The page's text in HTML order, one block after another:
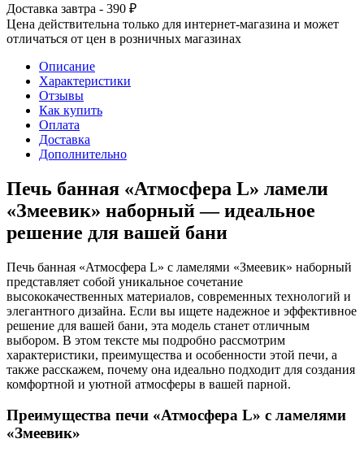
Доставка завтра - 390 ₽
Цена действительна только для интернет-магазина и может
отличаться от цен в розничных магазинах
Описание
Характеристики
Отзывы
Как купить
Оплата
Доставка
Дополнительно
Печь банная «Атмосфера L» ламели
«Змеевик» наборный — идеальное
решение для вашей бани
Печь банная «Атмосфера L» с ламелями «Змеевик» наборный
представляет собой уникальное сочетание
высококачественных материалов, современных технологий и
элегантного дизайна. Если вы ищете надежное и эффективное
решение для вашей бани, эта модель станет отличным
выбором. В этом тексте мы подробно рассмотрим
характеристики, преимущества и особенности этой печи, а
также расскажем, почему она идеально подходит для создания
комфортной и уютной атмосферы в вашей парной.
Преимущества печи «Атмосфера L» с ламелями
«Змеевик»